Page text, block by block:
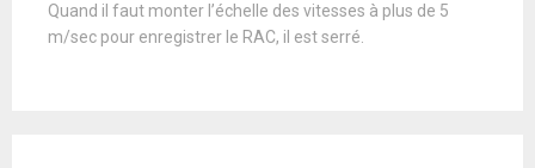
Quand il faut monter l’échelle des vitesses à plus de 5
m/sec pour enregistrer le RAC, il est serré.